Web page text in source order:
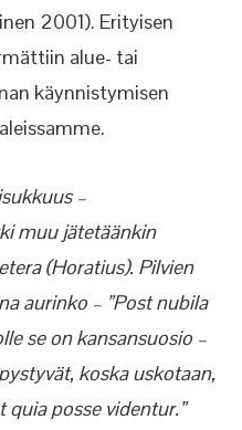
2001). Erityisen
alue- tai
käynnistymisen
–
muu jätetäänkin
(Horatius). Pilvien
aurinko – ”Post nubila
se on kansansuosio –
koska uskotaan,
quia posse videntur.”